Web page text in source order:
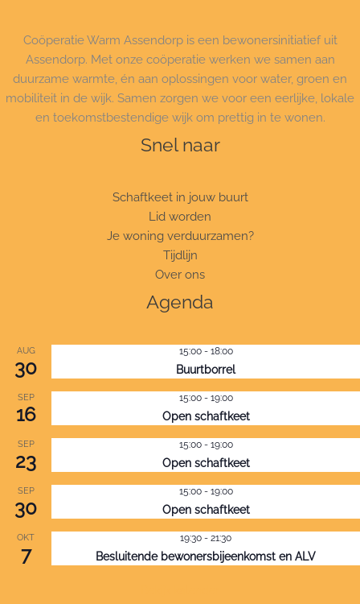
Coöperatie Warm Assendorp is een bewonersinitiatief uit
Assendorp. Met onze coöperatie werken we samen aan
duurzame warmte, én aan oplossingen voor water, groen en
mobiliteit in de wijk. Samen zorgen we voor een eerlijke, lokale
en toekomstbestendige wijk om prettig in te wonen.
Snel naar
Schaftkeet in jouw buurt
Lid worden
Je woning verduurzamen?
Tijdlijn
Over ons
Agenda
AUG
30
15:00- 18:00
Buurtborrel
SEP
16
15:00- 19:00
Open schaftkeet
SEP
23
15:00- 19:00
Open schaftkeet
SEP
30
15:00- 19:00
Open schaftkeet
OKT
7
19:30 - 21:30
Besluitende bewonersbijeenkomst en ALV